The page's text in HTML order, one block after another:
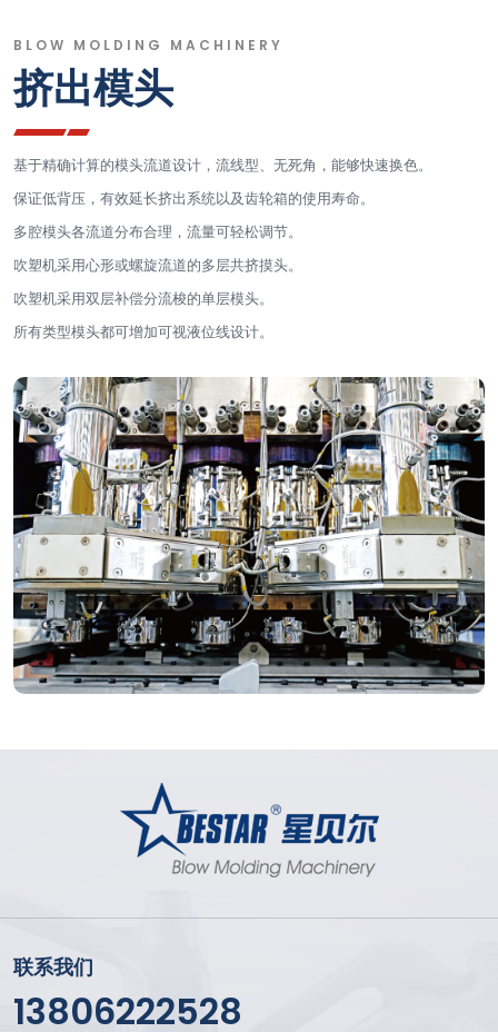
BLOW MOLDING MACHINERY
挤出模头
基于精确计算的模头流道设计，流线型、无死角，能够快速换色。
保证低背压，有效延长挤出系统以及齿轮箱的使用寿命。
多腔模头各流道分布合理，流量可轻松调节。
吹塑机采用心形或螺旋流道的多层共挤摸头。
吹塑机采用双层补偿分流梭的单层模头。
所有类型模头都可增加可视液位线设计。
联系我们
13806222528